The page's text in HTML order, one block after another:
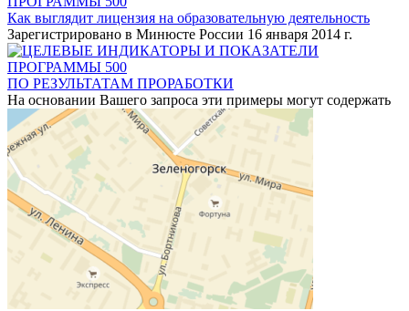
Как выглядит лицензия на образовательную деятельность
Зарегистрировано в Минюсте России 16 января 2014 г.
ПО РЕЗУЛЬТАТАМ ПРОРАБОТКИ
На основании Вашего запроса эти примеры могут содержать